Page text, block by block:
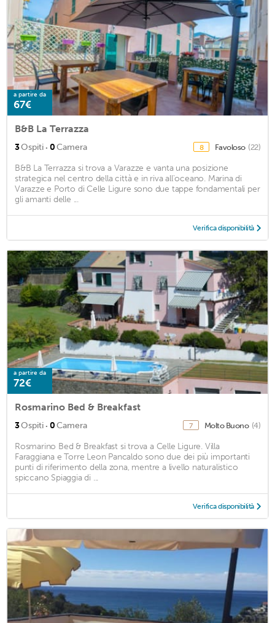
a partire da
67€
B&B La Terrazza
3Ospiti · 0Camera 8 Favoloso (22)
B&B La Terrazza si trova a Varazze e vanta una posizione
strategica nel centro della città e in riva all'oceano. Marina di
Varazze e Porto di Celle Ligure sono due tappe fondamentali per
gli amanti delle ...
Verifica disponibilità
a partire da
72€
Rosmarino Bed & Breakfast
3Ospiti · 0Camera 7 Molto Buono (4)
Rosmarino Bed & Breakfast si trova a Celle Ligure. Villa
Faraggiana e Torre Leon Pancaldo sono due dei più importanti
punti di riferimento della zona, mentre a livello naturalistico
spiccano Spiaggia di ...
Verifica disponibilità